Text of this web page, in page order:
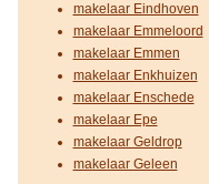
makelaar Eindhoven
makelaar Emmeloord
makelaar Emmen
makelaar Enkhuizen
makelaar Enschede
makelaar Epe
makelaar Geldrop
makelaar Geleen